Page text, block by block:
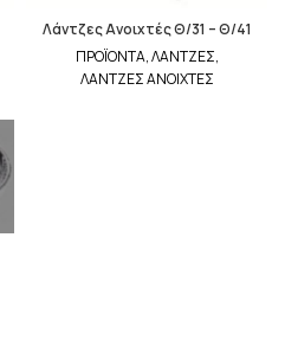
Λάντζες Ανοιχτές Θ/31 – Θ/41
ΠΡΟΪΟΝΤΑ,ΛΑΝΤΖΕΣ,
ΛΑΝΤΖΕΣ ΑΝΟΙΧΤΕΣ